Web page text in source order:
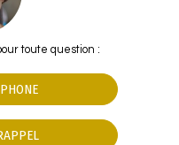
toute question :